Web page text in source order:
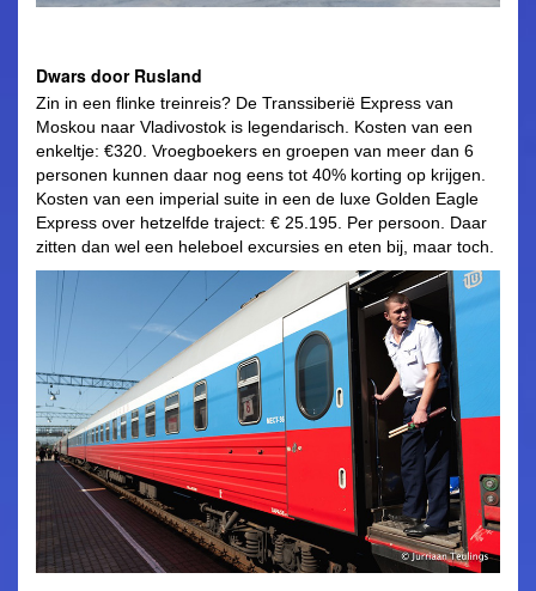
Dwars door Rusland
Zin in een flinke treinreis? De Transsiberië Express van
Moskou naar Vladivostok is legendarisch. Kosten van een
enkeltje: €320. Vroegboekers en groepen van meer dan 6
personen kunnen daar nog eens tot 40% korting op krijgen.
Kosten van een imperial suite in een de luxe Golden Eagle
Express over hetzelfde traject: € 25.195. Per persoon. Daar
zitten dan wel een heleboel excursies en eten bij, maar toch.